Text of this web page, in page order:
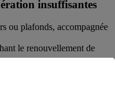
insuffisantes
ou plafonds, accompagnée
le renouvellement de